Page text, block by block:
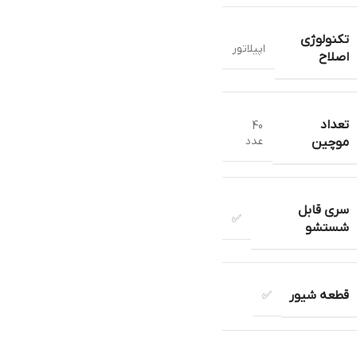
تکنولوژی
اصلاح
اپیلاتور
تعداد
موچین
40
عدد
سری قابل
شستشو
✅
قطعه شیور ✅